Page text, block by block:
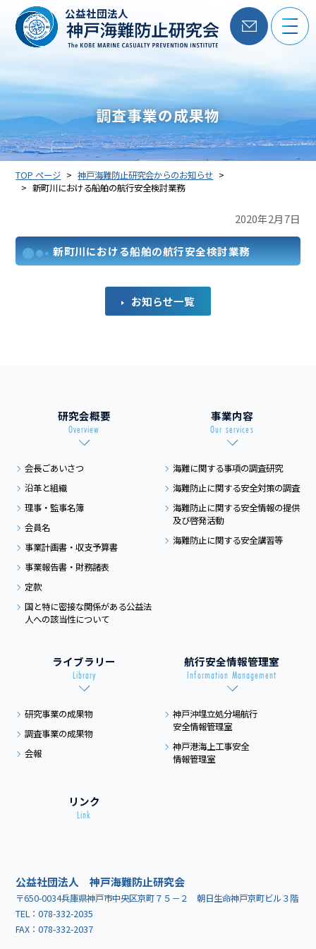
公益社団法人
調査事業の成果物
TOP ページ
神戸海難防止研究会からのお知らせ
新町川における船舶の航行安全検討業務
2020年2月7日
新町川における船舶の航行安全検討業務
お知らせ一覧
研究会概要
Overview
会長ごあいさつ
沿革と組織
理事・監事名簿
会員名
事業計画書・収支予算書
事業報告書・財務諸表
定款
国と特に密接な関係がある公益法
人への該当性について
事業内容
Our services
海難に関する事項の調査研究
海難防止に関する安全対策の調査
海難防止に関する安全情報の提供
及び啓発活動
海難防止に関する安全講習等
ライブラリー
Library
研究事業の成果物
調査事業の成果物
会報
航行安全情報管理室
Information Management
神戸沖埋立処分場航行
安全情報管理室
神戸港海上工事安全
情報管理室
リンク
Link
公益社団法人 神戸海難防止研究会
〒650-0034兵庫県神戸市中央区京町７５－２ 朝日生命神戸京町ビル３階
TEL：078-332-2035
FAX：078-332-2037